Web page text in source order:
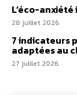
L’éco-
28 juillet 2026
7 indicateurs
adaptées au
27 juillet 2026